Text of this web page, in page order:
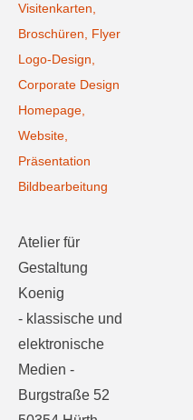
Visitenkarten,
Broschüren, Flyer
Logo-Design,
Corporate Design
Homepage,
Website,
Präsentation
Bildbearbeitung
Atelier für
Gestaltung
Koenig
- klassische und
elektronische
Medien -
Burgstraße 52